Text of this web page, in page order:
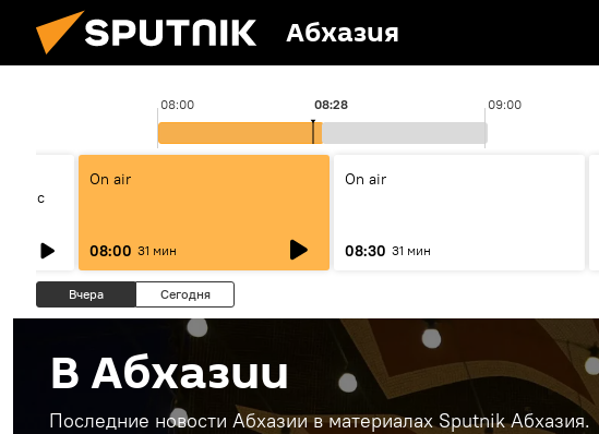
Абхазия
08:00 09:00
08:28
с
On air
08:00 31 мин
On air
08:30 31 мин
Вчера Сегодня
В Абхазии
Последние новости Абхазии в материалах Sputnik Абхазия.